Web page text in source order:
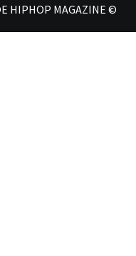
HIPHOP MAGAZINE ©